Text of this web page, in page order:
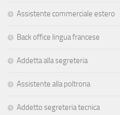
Assistente commerciale estero
Back office lingua francese
Addetta alla segreteria
Assistente alla poltrona
Addetto segreteria tecnica